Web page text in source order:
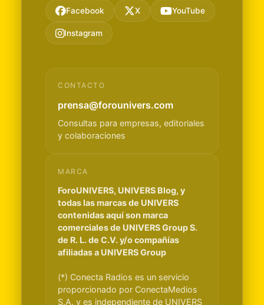
Facebook X YouTube
Instagram
CONTACTO
prensa@forounivers.com
Consultas para empresas, editoriales
y colaboraciones
MARCA
ForoUNIVERS, UNIVERS Blog, y
todas las marcas de UNIVERS
contenidas aquí son marca
comerciales de UNIVERS Group S.
de R. L. de C.V. y/o compañías
afiliadas a UNIVERS Group
(*) Conecta Radios es un servicio
proporcionado por ConectaMedios
S.A. y es independiente de UNIVERS